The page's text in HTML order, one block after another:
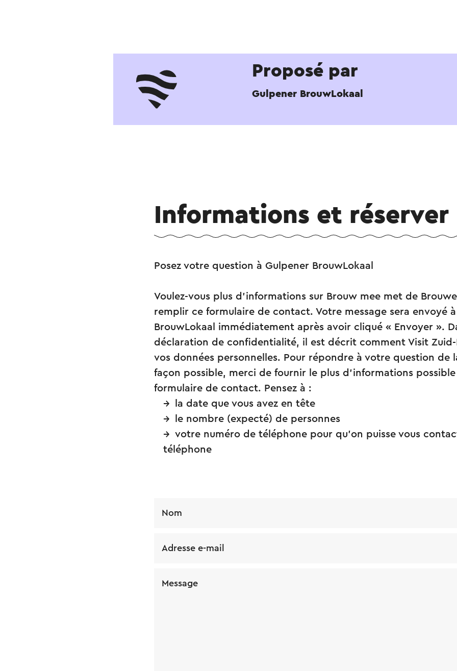
Proposé par
Gulpener BrouwLokaal
Informations et réserver
Posez votre question à Gulpener BrouwLokaal
Voulez-vous plus d’informations sur Brouw mee met de
remplir ce formulaire de contact. Votre message sera envoyé
BrouwLokaal immédiatement après avoir cliqué « Envoyer ».
déclaration de confidentialité, il est décrit comment Visit
vos données personnelles. Pour répondre à votre question de
façon possible, merci de fournir le plus d’informations
formulaire de contact. Pensez à :
la date que vous avez en tête
le nombre (expecté) de personnes
votre numéro de téléphone pour qu’on puisse vous
téléphone
Nom
Adresse e-mail
Message